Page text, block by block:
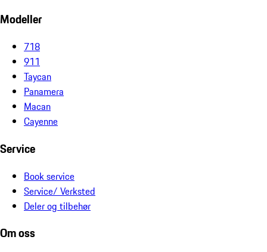
Modeller
718
911
Taycan
Panamera
Macan
Cayenne
Service
Book service
Service/ Verksted
Deler og tilbehør
Om oss